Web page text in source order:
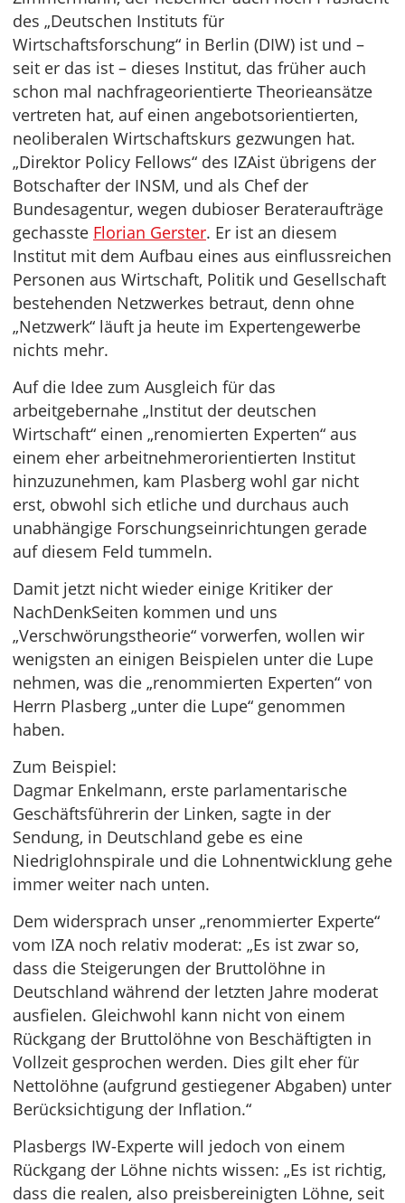
des „Deutschen Instituts für
Wirtschaftsforschung“ in Berlin (DIW) ist und –
seit er das ist – dieses Institut, das früher auch
schon mal nachfrageorientierte Theorieansätze
vertreten hat, auf einen angebotsorientierten,
neoliberalen Wirtschaftskurs gezwungen hat.
„Direktor Policy Fellows“ des IZAist übrigens der
Botschafter der INSM, und als Chef der
Bundesagentur, wegen dubioser Berateraufträge
gechasste Florian Gerster. Er ist an diesem
Institut mit dem Aufbau eines aus einflussreichen
Personen aus Wirtschaft, Politik und Gesellschaft
bestehenden Netzwerkes betraut, denn ohne
„Netzwerk“ läuft ja heute im Expertengewerbe
nichts mehr.
Auf die Idee zum Ausgleich für das
arbeitgebernahe „Institut der deutschen
Wirtschaft“ einen „renomierten Experten“ aus
einem eher arbeitnehmerorientierten Institut
hinzuzunehmen, kam Plasberg wohl gar nicht
erst, obwohl sich etliche und durchaus auch
unabhängige Forschungseinrichtungen gerade
auf diesem Feld tummeln.
Damit jetzt nicht wieder einige Kritiker der
NachDenkSeiten kommen und uns
„Verschwörungstheorie“ vorwerfen, wollen wir
wenigsten an einigen Beispielen unter die Lupe
nehmen, was die „renommierten Experten“ von
Herrn Plasberg „unter die Lupe“ genommen
haben.
Zum Beispiel:
Dagmar Enkelmann, erste parlamentarische
Geschäftsführerin der Linken, sagte in der
Sendung, in Deutschland gebe es eine
Niedriglohnspirale und die Lohnentwicklung gehe
immer weiter nach unten.
Dem widersprach unser „renommierter Experte“
vom IZA noch relativ moderat: „Es ist zwar so,
dass die Steigerungen der Bruttolöhne in
Deutschland während der letzten Jahre moderat
ausfielen. Gleichwohl kann nicht von einem
Rückgang der Bruttolöhne von Beschäftigten in
Vollzeit gesprochen werden. Dies gilt eher für
Nettolöhne (aufgrund gestiegener Abgaben) unter
Berücksichtigung der Inflation.“
Plasbergs IW-Experte will jedoch von einem
Rückgang der Löhne nichts wissen: „Es ist richtig,
dass die realen, also preisbereinigten Löhne, seit